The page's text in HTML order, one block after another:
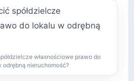
własnościowe prawo do
odrębną nieruchomość?